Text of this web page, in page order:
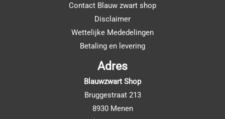
Contact Blauw zwart shop
Disclaimer
Wettelijke Mededelingen
Betaling en levering
Adres
Blauwzwart Shop
Bruggestraat 213
8930 Menen